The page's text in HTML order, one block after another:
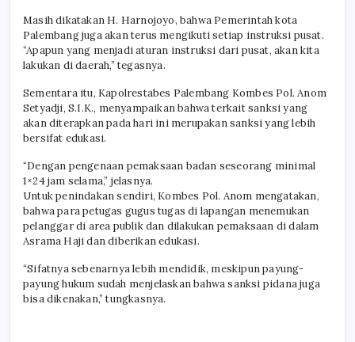
Masih dikatakan H. Harnojoyo, bahwa Pemerintah kota
Palembang juga akan terus mengikuti setiap instruksi pusat.
“Apapun yang menjadi aturan instruksi dari pusat, akan kita
lakukan di daerah,” tegasnya.
Sementara itu, Kapolrestabes Palembang Kombes Pol. Anom
Setyadji, S.I.K., menyampaikan bahwa terkait sanksi yang
akan diterapkan pada hari ini merupakan sanksi yang lebih
bersifat edukasi.
“Dengan pengenaan pemaksaan badan seseorang minimal
1×24 jam selama,” jelasnya.
Untuk penindakan sendiri, Kombes Pol. Anom mengatakan,
bahwa para petugas gugus tugas di lapangan menemukan
pelanggar di area publik dan dilakukan pemaksaan di dalam
Asrama Haji dan diberikan edukasi.
“Sifatnya sebenarnya lebih mendidik, meskipun payung-
payung hukum sudah menjelaskan bahwa sanksi pidana juga
bisa dikenakan,” tungkasnya.